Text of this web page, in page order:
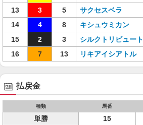
13
3 5 サクセスベラ
14
4 8 キシュウミカン
15
2 3 シルクトリビュート
16
7 13 リキアイシアトル
払戻金
種類 馬番
単勝 15